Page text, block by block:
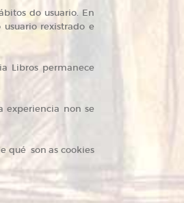
do usuario. En
rexistrado e
Libros permanece
experiencia non se
qué son as cookies